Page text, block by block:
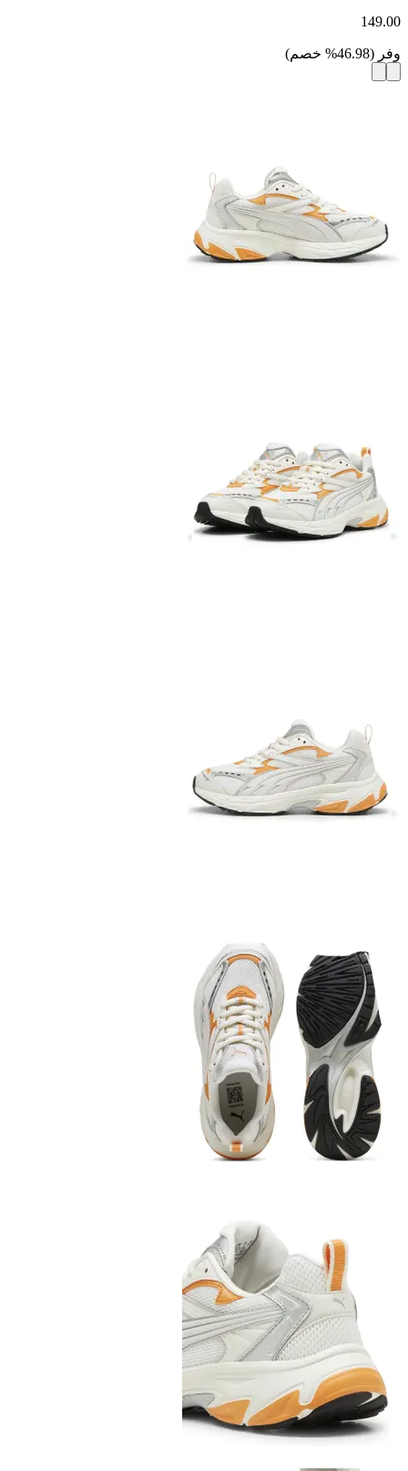
149.00
وفر (
46.98
% خصم)